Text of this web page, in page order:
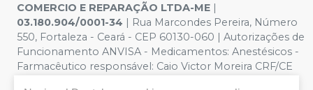
COMERCIO E REPARAÇÃO LTDA-ME |
03.180.904/0001-34 | Rua Marcondes Pereira, Número
550, Fortaleza - Ceará - CEP 60130-060 | Autorizações de
Funcionamento ANVISA - Medicamentos: Anestésicos -
Farmacêutico responsável: Caio Victor Moreira CRF/CE